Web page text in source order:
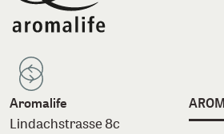
Aromalife
Lindachstrasse 8c